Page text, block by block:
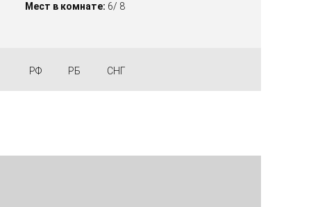
Мест в комнате: 6/ 8
РФ РБ СНГ